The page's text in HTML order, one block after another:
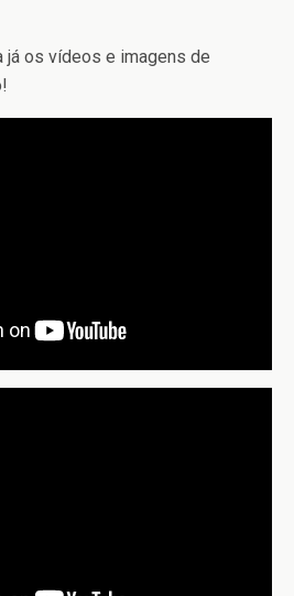
já os vídeos e imagens de